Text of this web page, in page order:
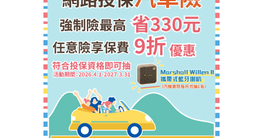
⭐ 不主動推銷、不強迫推銷、不做不實話術
🌟 低保費高保障
🎯 不隨意請客戶解舊約，新保單補強部分不足
⛄ 全台北中南跑透透
🏆 超過千位網路保戶諮詢
❄️ 出沒DCARD保險業版
⭕ 六大保障 : 醫療、癌症、重大傷病、失能(照護)、意外、